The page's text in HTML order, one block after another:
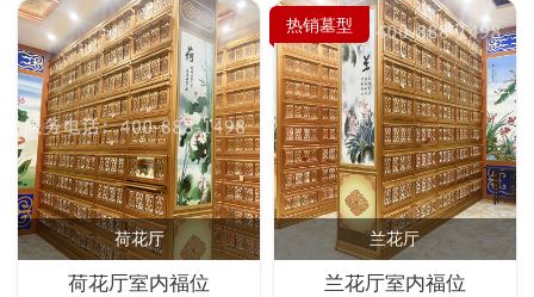
荷花厅
荷花厅室内福位
热销墓型
兰花厅
兰花厅室内福位